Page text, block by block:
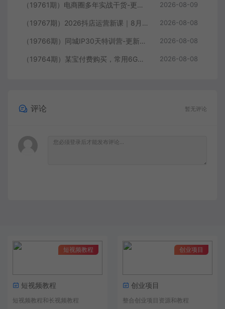
（19761期）电商圈多年实战干货-更新2026：多位资深师兄实战干货/覆盖全域平台，中小卖家可复制的盈利指南 2026-08-09
（19767期）2026抖店运营新课｜8月更新｜不动销起店+商品卡爆发｜达人玩法+店群批量复制｜轻松玩转抖音小店全域流量 2026-08-08
（19766期）同城IP30天特训营-更新｜拍摄剪辑+脚本文案+引流成交，打爆本地流量提升门店业绩实操教学 2026-08-08
（19764期）某宝付费购买，常用6G音效合集！970+首宣传片背景音乐，无版权可商用大气素材，分类清晰，高质量内容 2026-08-08
评论 暂无评论
短视频教程
短视频教程
短视频教程和长视频教程
创业项目
创业项目
整合创业项目资源和教程